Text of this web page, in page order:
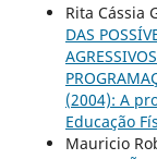
Rita Cássia
DAS
(2004): A
Educação
Mauricio